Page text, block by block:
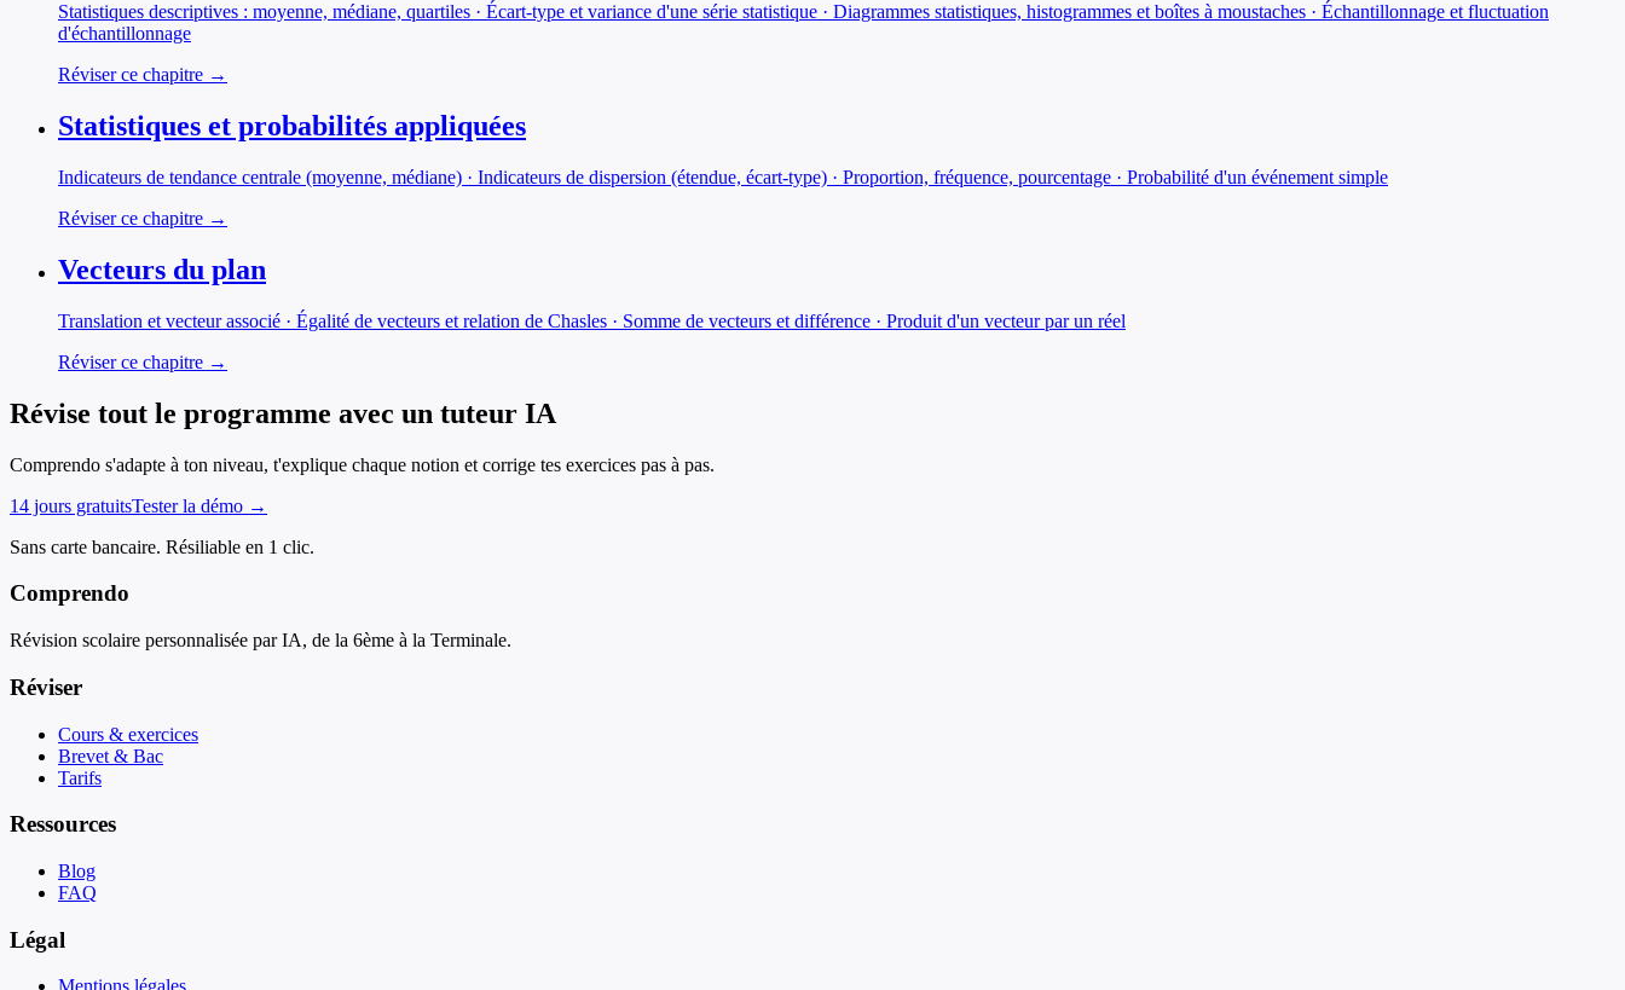
Statistiques descriptives : moyenne, médiane, quartiles · Écart-type et variance d'une série statistique · Diagrammes statistiques, histogrammes et boîtes à moustaches · Échantillonnage et fluctuation
d'échantillonnage
Réviser ce chapitre →
Statistiques et probabilités appliquées
Indicateurs de tendance centrale (moyenne, médiane) · Indicateurs de dispersion (étendue, écart-type) · Proportion, fréquence, pourcentage · Probabilité d'un événement simple
Réviser ce chapitre →
Vecteurs du plan
Translation et vecteur associé · Égalité de vecteurs et relation de Chasles · Somme de vecteurs et différence · Produit d'un vecteur par un réel
Réviser ce chapitre →
Révise tout le programme avec un tuteur IA
Comprendo s'adapte à ton niveau, t'explique chaque notion et corrige tes exercices pas à pas.
14 jours gratuitsTester la démo →
Sans carte bancaire. Résiliable en 1 clic.
Comprendo
Révision scolaire personnalisée par IA, de la 6ème à la Terminale.
Réviser
Cours & exercices
Brevet & Bac
Tarifs
Ressources
Blog
FAQ
Légal